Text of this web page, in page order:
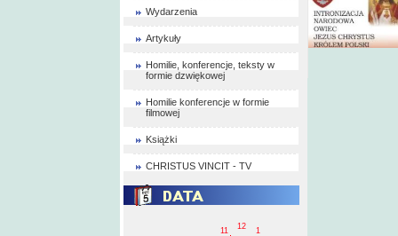
Wydarzenia
Artykuły
Homilie, konferencje, teksty w
formie dzwiękowej
Homilie konferencje w formie
filmowej
Książki
CHRISTUS VINCIT - TV
1
11
12